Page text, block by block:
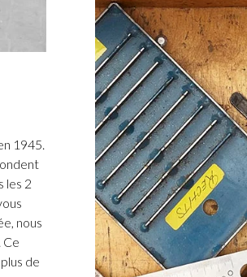
1945.
les 2
nous
Ce
de